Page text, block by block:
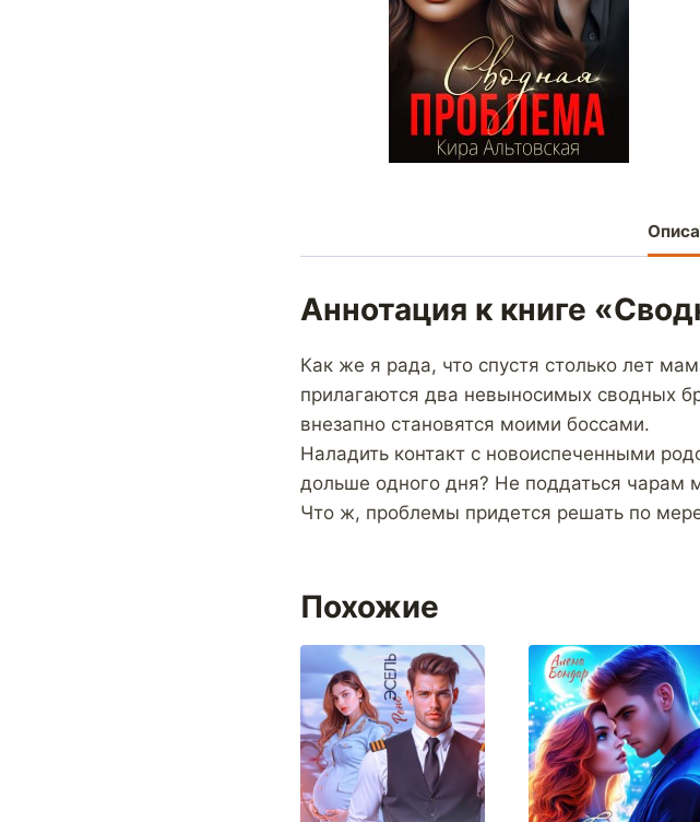
Аннотация к книге
Как же я рада, что спустя столько лет
прилагаются два невыносимых сводных
внезапно становятся моими боссами.
Наладить контакт с новоиспеченными
дольше одного дня? Не поддаться чарам
Что ж, проблемы придется решать по
Похожие